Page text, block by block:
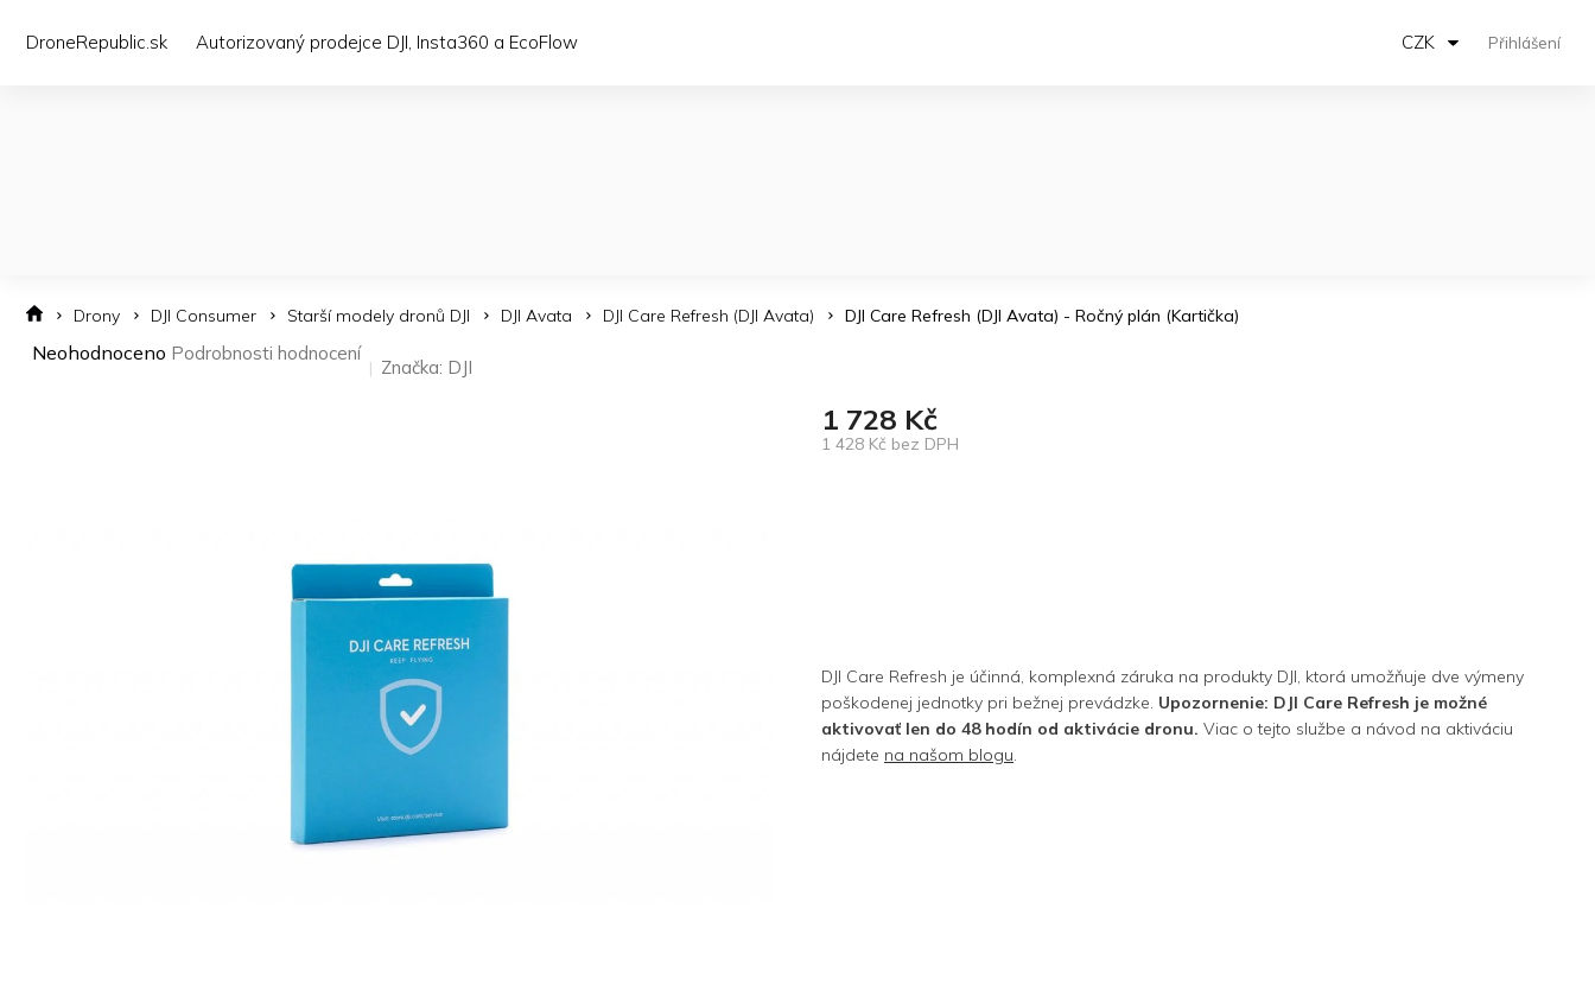
DroneRepublic.sk Autorizovaný prodejce DJI, Insta360 a EcoFlow CZK Přihlášení
Drony DJI Consumer Starší modely dronů DJI DJI Avata DJI Care Refresh (DJI Avata) DJI Care Refresh (DJI Avata) - Ročný plán (Kartička)
Průměrné
Neohodnoceno Podrobnosti hodnocení
Značka: DJI
1 728 Kč
1 428 Kč bez DPH
DJI Care Refresh je účinná, komplexná záruka na produkty DJI, ktorá umožňuje dve výmeny
poškodenej jednotky pri bežnej prevádzke. Upozornenie: DJI Care Refresh je možné
aktivovať len do 48 hodín od aktivácie dronu. Viac o tejto službe a návod na aktiváciu
nájdete na našom blogu.